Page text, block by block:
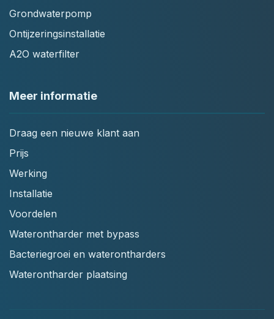
Grondwaterpomp
Ontijzeringsinstallatie
A2O waterfilter
Meer informatie
Draag een nieuwe klant aan
Prijs
Werking
Installatie
Voordelen
Waterontharder met bypass
Bacteriegroei en waterontharders
Waterontharder plaatsing